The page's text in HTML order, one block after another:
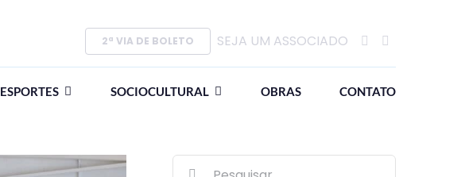
2ª VIA DE BOLETO SEJA UM ASSOCIADO
ESPORTES SOCIOCULTURAL OBRAS CONTATO
Buscar